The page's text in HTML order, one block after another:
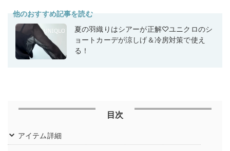
他のおすすめ記事を読む
夏の羽織りはシアーが正解♡ユニクロのシ
ョートカーデが涼しげ＆冷房対策で使え
る！
目次
アイテム詳細